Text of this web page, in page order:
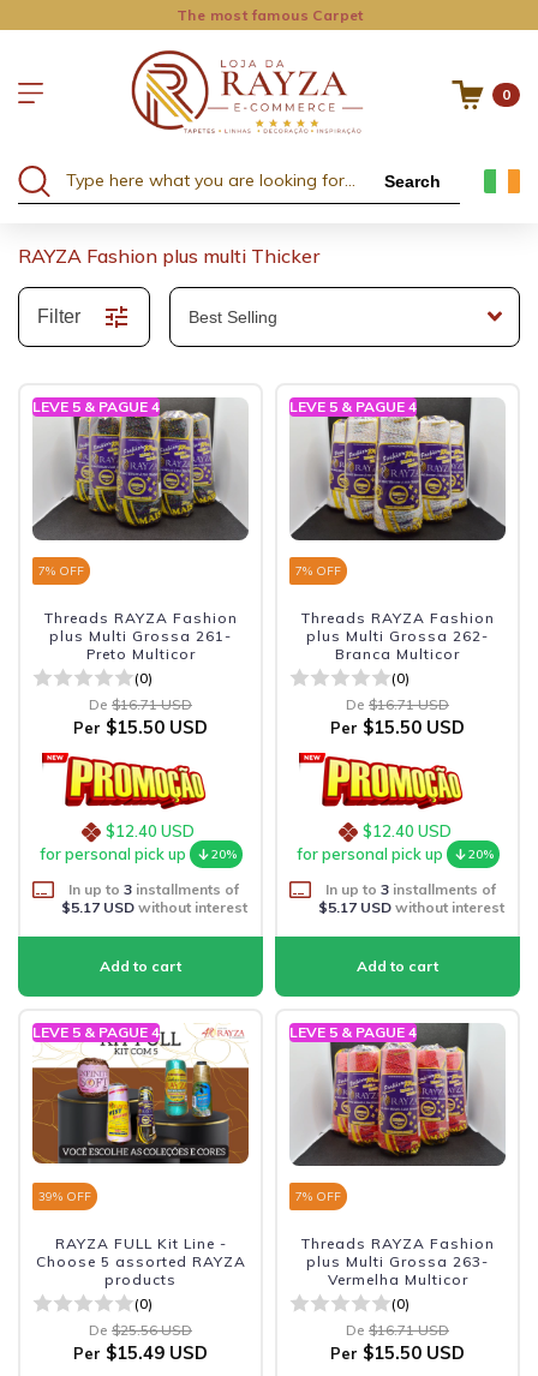
The most famous Carpet
0
Search
RAYZA Fashion plus multi Thicker
Filter
LEVE 5 & PAGUE 4
7% OFF
Threads RAYZA Fashion
plus Multi Grossa 261-
Preto Multicor
(0)
De $16.71 USD
Per $15.50 USD
$12.40 USD
for personal pick up
20%
In up to 3 installments of
$5.17 USDwithout interest
LEVE 5 & PAGUE 4
7% OFF
Threads RAYZA Fashion
plus Multi Grossa 262-
Branca Multicor
(0)
De $16.71 USD
Per $15.50 USD
$12.40 USD
for personal pick up
20%
In up to 3 installments of
$5.17 USDwithout interest
LEVE 5 & PAGUE 4
39% OFF
RAYZA FULL Kit Line -
Choose 5 assorted RAYZA
products
(0)
De $25.56 USD
Per $15.49 USD
LEVE 5 & PAGUE 4
7% OFF
Threads RAYZA Fashion
plus Multi Grossa 263-
Vermelha Multicor
(0)
De $16.71 USD
Per $15.50 USD